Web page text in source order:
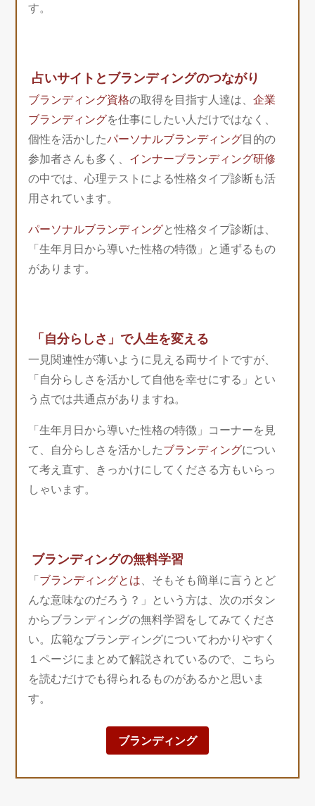
す。
占いサイトとブランディングのつながり
ブランディング資格の取得を目指す人達は、企業
ブランディングを仕事にしたい人だけではなく、
個性を活かしたパーソナルブランディング目的の
参加者さんも多く、 インナーブランディング研修
の中では、心理テストによる性格タイプ診断も活
用されています。
パーソナルブランディングと性格タイプ診断は、
「生年月日から導いた性格の特徴」と通ずるもの
があります。
「自分らしさ」で人生を変える
一見関連性が薄いように見える両サイトですが、
「自分らしさを活かして自他を幸せにする」とい
う点では共通点がありますね。
「生年月日から導いた性格の特徴」コーナーを見
て、自分らしさを活かしたブランディングについ
て考え直す、きっかけにしてくださる方もいらっ
しゃいます。
ブランディングの無料学習
「ブランディングとは、そもそも簡単に言うとど
んな意味なのだろう？」という方は、次のボタン
からブランディングの無料学習をしてみてくださ
い。広範なブランディングについてわかりやすく
１ページにまとめて解説されているので、こちら
を読むだけでも得られるものがあるかと思いま
す。
ブランディング